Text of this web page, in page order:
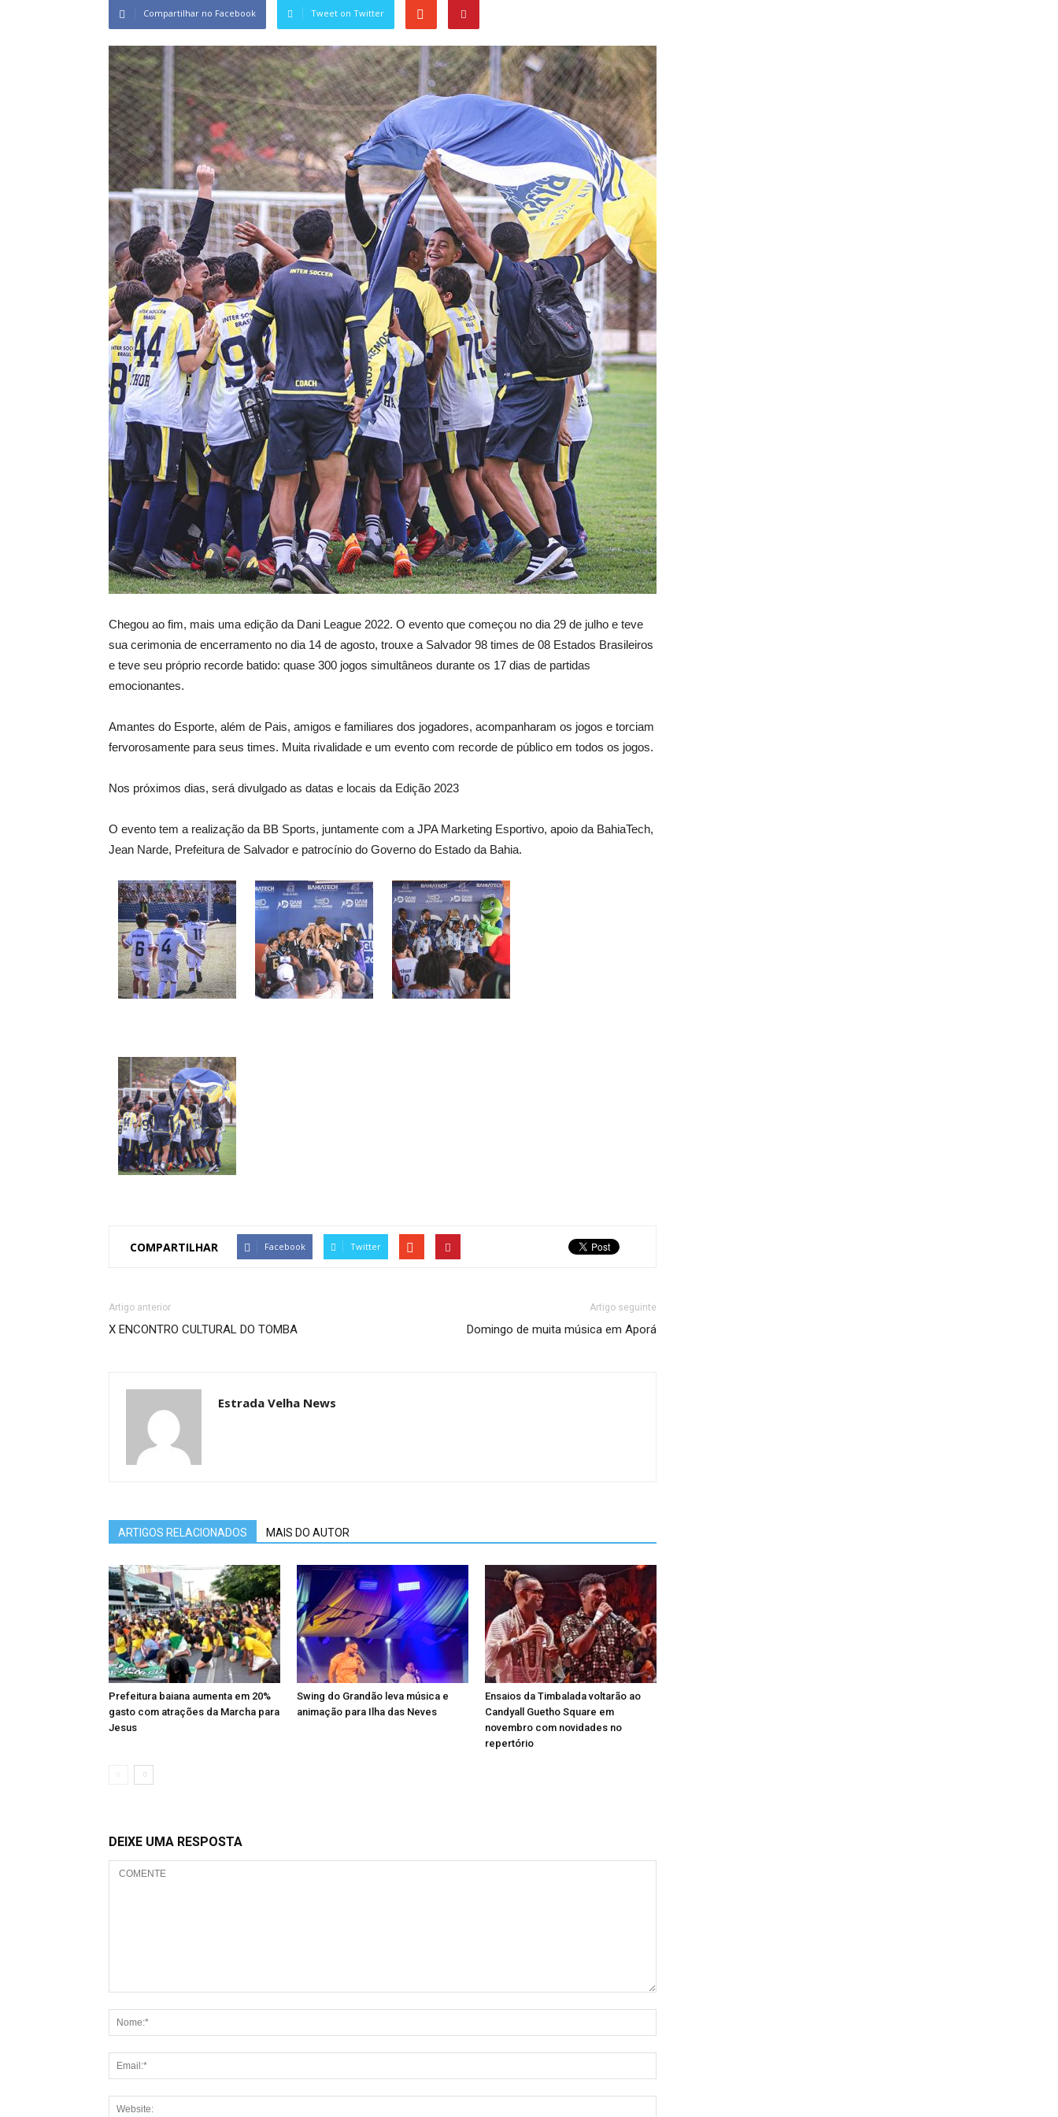
Compartilhar no Facebook Tweet on Twitter
Chegou ao fim, mais uma edição da Dani League 2022. O evento que começou no dia 29 de julho e teve
sua cerimonia de encerramento no dia 14 de agosto, trouxe a Salvador 98 times de 08 Estados Brasileiros
e teve seu próprio recorde batido: quase 300 jogos simultâneos durante os 17 dias de partidas
emocionantes.
Amantes do Esporte, além de Pais, amigos e familiares dos jogadores, acompanharam os jogos e torciam
fervorosamente para seus times. Muita rivalidade e um evento com recorde de público em todos os jogos.
Nos próximos dias, será divulgado as datas e locais da Edição 2023
O evento tem a realização da BB Sports, juntamente com a JPA Marketing Esportivo, apoio da BahiaTech,
Jean Narde, Prefeitura de Salvador e patrocínio do Governo do Estado da Bahia.
COMPARTILHAR Facebook Twitter
Artigo anterior
X ENCONTRO CULTURAL DO TOMBA
Artigo seguinte
Domingo de muita música em Aporá
Estrada Velha News
ARTIGOS RELACIONADOS MAIS DO AUTOR
Prefeitura baiana aumenta em 20%
gasto com atrações da Marcha para
Jesus
Swing do Grandão leva música e
animação para Ilha das Neves
Ensaios da Timbalada voltarão ao
Candyall Guetho Square em
novembro com novidades no
repertório
DEIXE UMA RESPOSTA